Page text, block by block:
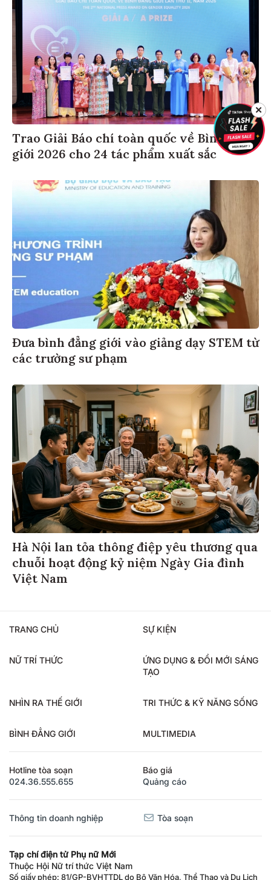
Trao Giải Báo chí toàn quốc về Bình đẳng
giới 2026 cho 24 tác phẩm xuất sắc
Đưa bình đẳng giới vào giảng dạy STEM từ
các trường sư phạm
Hà Nội lan tỏa thông điệp yêu thương qua
chuỗi hoạt động kỷ niệm Ngày Gia đình
Việt Nam
TRANG CHỦ SỰ KIỆN
NỮ TRÍ THỨC
ỨNG DỤNG & ĐỔI MỚI SÁNG
TẠO
NHÌN RA THẾ GIỚI TRI THỨC & KỸ NĂNG SỐNG
BÌNH ĐẲNG GIỚI MULTIMEDIA
Hotline tòa soạn
024.36.555.655
Báo giá
Quảng cáo
Thông tin doanh nghiệp Tòa soạn
Tạp chí điện tử Phụ nữ Mới
Thuộc Hội Nữ trí thức Việt Nam
✕